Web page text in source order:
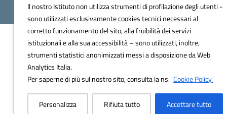
Il nostro Istituto non utilizza strumenti di profilazione degli utenti -
sono utilizzati esclusivamente cookies tecnici necessari al
corretto funzionamento del sito, alla fruibilità dei servizi
istituzionali e alla sua accessibilità – sono utilizzati, inoltre,
strumenti statistici anonimizzati messi a disposizione da Web
Analytics Italia.
Per saperne di più sul nostro sito, consulta la ns. Cookie Policy.
Personalizza Rifiuta tutto Accettare tutto